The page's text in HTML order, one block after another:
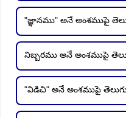
"జ్ఞానము" అనే అంశముపై
నిబ్బరము అనే అంశముపై
"విడిచి" అనే అంశముపై